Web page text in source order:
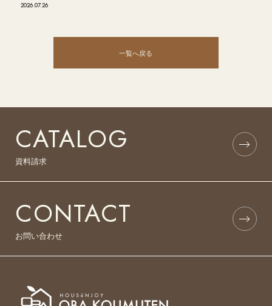
2026.07.26
一覧へ戻る
CATALOG
資料請求
CONTACT
お問い合わせ